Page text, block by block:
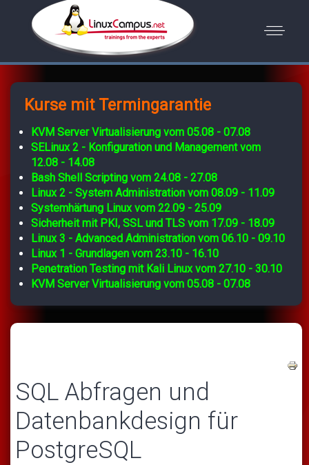
Kurse mit Termingarantie
KVM Server Virtualisierung vom 05.08 - 07.08
SELinux 2 - Konfiguration und Management vom
12.08 - 14.08
Bash Shell Scripting vom 24.08 - 27.08
Linux 2 - System Administration vom 08.09 - 11.09
Systemhärtung Linux vom 22.09 - 25.09
Sicherheit mit PKI, SSL und TLS vom 17.09 - 18.09
Linux 3 - Advanced Administration vom 06.10 - 09.10
Linux 1 - Grundlagen vom 23.10 - 16.10
Penetration Testing mit Kali Linux vom 27.10 - 30.10
KVM Server Virtualisierung vom 05.08 - 07.08
SQL Abfragen und
Datenbankdesign für
PostgreSQL